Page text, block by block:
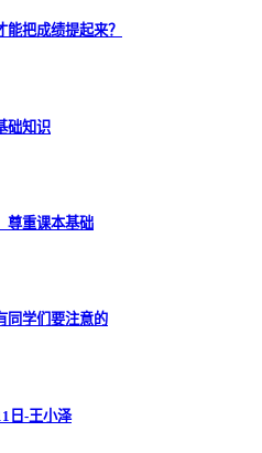
把成绩提起来？
础知识
尊重课本基础
同学们要注意的
日-王小泽